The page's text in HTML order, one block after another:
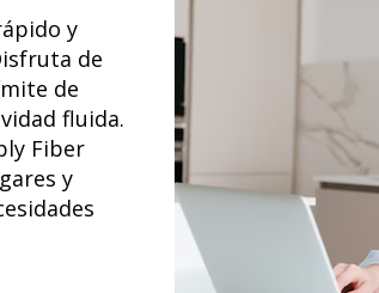
y
de
de
fluida.
Fiber
y